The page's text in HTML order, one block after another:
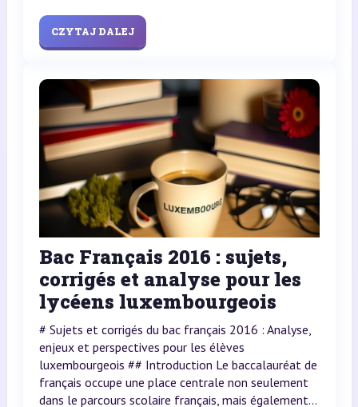
CZYTAJ DALEJ
Bac Français 2016 : sujets,
corrigés et analyse pour les
lycéens luxembourgeois
# Sujets et corrigés du bac français 2016 : Analyse,
enjeux et perspectives pour les élèves
luxembourgeois ## Introduction Le baccalauréat de
français occupe une place centrale non seulement
dans le parcours scolaire français, mais également...